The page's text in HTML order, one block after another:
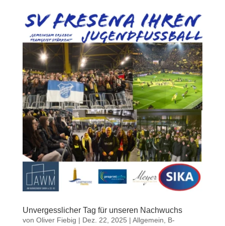
Unvergesslicher Tag für unseren Nachwuchs
von Oliver Fiebig | Dez. 22, 2025 | Allgemein
B-